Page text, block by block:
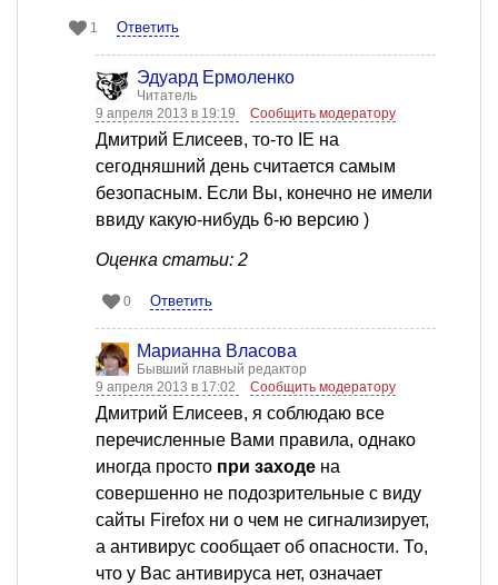
1 Ответить
Эдуард Ермоленко
Читатель
9 апреля 2013 в 19:19
Сообщить модератору
Дмитрий Елисеев, то-то IE на
сегодняшний день считается самым
безопасным. Если Вы, конечно не имели
ввиду какую-нибудь 6-ю версию )
Оценка статьи: 2
0 Ответить
Марианна Власова
Бывший главный редактор
9 апреля 2013 в 17:02
Сообщить модератору
Дмитрий Елисеев, я соблюдаю все
перечисленные Вами правила, однако
иногда просто при заходе на
совершенно не подозрительные с виду
сайты Firefox ни о чем не сигнализирует,
а антивирус сообщает об опасности. То,
что у Вас антивируса нет, означает